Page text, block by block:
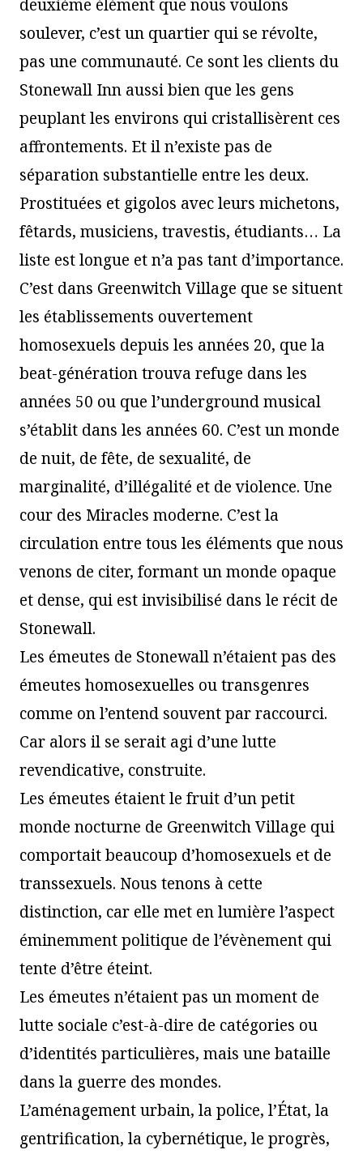
deuxième élément que nous voulons
soulever, c’est un quartier qui se révolte,
pas une communauté. Ce sont les clients du
Stonewall Inn aussi bien que les gens
peuplant les environs qui cristallisèrent ces
affrontements. Et il n’existe pas de
séparation substantielle entre les deux.
Prostituées et gigolos avec leurs michetons,
fêtards, musiciens, travestis, étudiants… La
liste est longue et n’a pas tant d’importance.
C’est dans Greenwitch Village que se situent
les établissements ouvertement
homosexuels depuis les années 20, que la
beat-génération trouva refuge dans les
années 50 ou que l’underground musical
s’établit dans les années 60. C’est un monde
de nuit, de fête, de sexualité, de
marginalité, d’illégalité et de violence. Une
cour des Miracles moderne. C’est la
circulation entre tous les éléments que nous
venons de citer, formant un monde opaque
et dense, qui est invisibilisé dans le récit de
Stonewall.
Les émeutes de Stonewall n’étaient pas des
émeutes homosexuelles ou transgenres
comme on l’entend souvent par raccourci.
Car alors il se serait agi d’une lutte
revendicative, construite.
Les émeutes étaient le fruit d’un petit
monde nocturne de Greenwitch Village qui
comportait beaucoup d’homosexuels et de
transsexuels. Nous tenons à cette
distinction, car elle met en lumière l’aspect
éminemment politique de l’évènement qui
tente d’être éteint.
Les émeutes n’étaient pas un moment de
lutte sociale c’est-à-dire de catégories ou
d’identités particulières, mais une bataille
dans la guerre des mondes.
L’aménagement urbain, la police, l’État, la
gentrification, la cybernétique, le progrès,